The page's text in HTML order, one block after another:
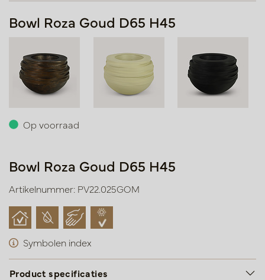
Bowl Roza Goud D65 H45
Op voorraad
Bowl Roza Goud D65 H45
Artikelnummer: PV22.025GOM
Symbolen index
Product specificaties